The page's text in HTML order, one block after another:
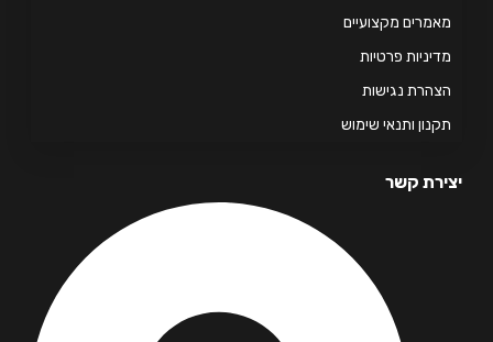
מקצועיים
פרטיות
נגישות
ותנאי שימוש
קשר